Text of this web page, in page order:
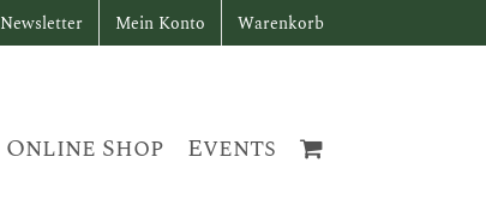
Newsletter Mein Konto Warenkorb
Online Shop Events